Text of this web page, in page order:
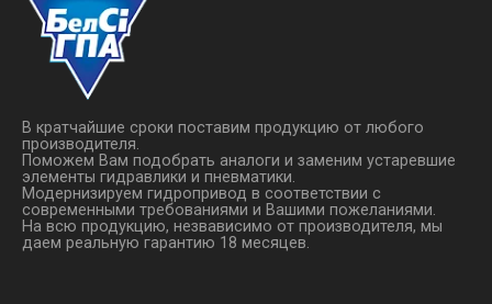
В кратчайшие сроки поставим продукцию от любого
производителя.
Поможем Вам подобрать аналоги и заменим устаревшие
элементы гидравлики и пневматики.
Модернизируем гидропривод в соответствии с
современными требованиями и Вашими пожеланиями.
На всю продукцию, незвависимо от производителя, мы
даем реальную гарантию 18 месяцев.